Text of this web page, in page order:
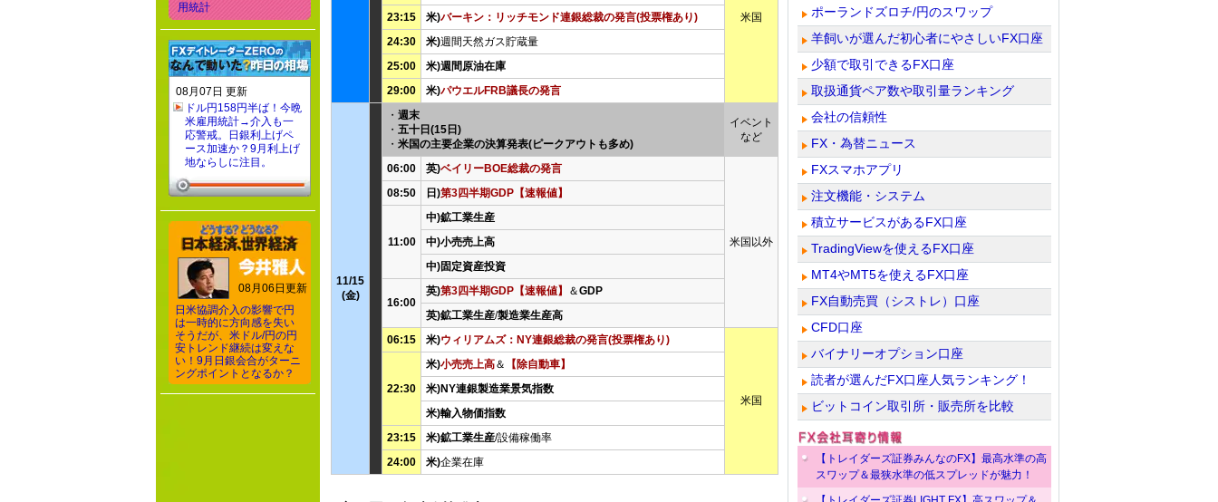
米国
23:15
米)バーキン：リッチモンド連銀総裁の発言(投票権あり)
24:30
米)週間天然ガス貯蔵量
25:00
米)週間原油在庫
29:00
米)パウエルFRB議長の発言
11/15
(金)
・ 週末
・ 五十日(15日)
・ 米国の主要企業の決算発表(ピークアウトも多め)
イベント
など
06:00 英)ベイリーBOE総裁の発言
米国以外
08:50 日)第3四半期GDP【速報値】
11:00
中)鉱工業生産
中)小売売上高
中)固定資産投資
16:00
英)第3四半期GDP【速報値】 ＆GDP
英)鉱工業生産/製造業生産高
06:15
米)ウィリアムズ：NY連銀総裁の発言(投票権あり)
米国
22:30
米)小売売上高＆
【除自動車】
米)NY連銀製造業景気指数
米)輸入物価指数
23:15
米)鉱工業生産/設備稼働率
24:00
米)企業在庫
ポーランドズロチ/円のスワップ
羊飼いが選んだ初心者にやさしいFX口座
少額で取引できるFX口座
取扱通貨ペア数や取引量ランキング
会社の信頼性
FX・為替ニュース
FXスマホアプリ
注文機能・システム
積立サービスがあるFX口座
TradingViewを使えるFX口座
MT4やMT5を使えるFX口座
FX自動売買（シストレ）口座
CFD口座
バイナリーオプション口座
読者が選んだFX口座人気ランキング！
ビットコイン取引所・販売所を比較
【トレイダーズ証券みんなのFX】最高水準の高
スワップ＆最狭水準の低スプレッドが魅力！
用統計
08月07日 更新
ドル円158円半ば！今晩
米雇用統計→介入も一
応警戒。日銀利上げペ
ース加速か？9月利上げ
地ならしに注目。
08月06日更新
日米協調介入の影響で円
は一時的に方向感を失い
そうだが、米ドル/円の円
安トレンド継続は変えな
い！9月日銀会合がターニ
ングポイントとなるか？